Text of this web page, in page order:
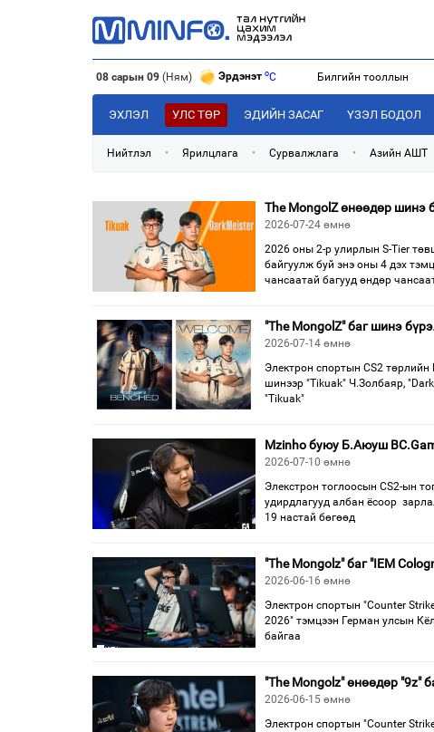
08 сарын 09 (Ням) Эрдэнэт oC
Улаанбаатар C
Дархан C
Билгийн тооллын
ЭХЛЭЛ УЛС ТӨР ЭДИЙН ЗАСАГ ҮЗЭЛ БОДОЛ
Нийтлэл • Ярилцлага • Сурвалжлага • Азийн АШТ
The MongolZ өнөөдөр шинэ
2026-07-24 өмнө
2026 оны 2-р улирлын S-Tier
байгуулж буй энэ оны 4 дэх
чансаатай багууд өндөр
"The MongolZ" баг шинэ
2026-07-14 өмнө
Электрон спортын CS2 төрлийн
шинээр "Tikuak" Ч.Золбаяр,
"Tikuak"
Mzinho буюу Б.Аюуш
2026-07-10 өмнө
Элекстрон тоглоосын CS2-ын
удирдлагууд албан ёсоор
19 настай бөгөөд
"The Mongolz" баг "IEM
2026-06-16 өмнө
Электрон спортын "Counter
2026" тэмцээн Герман улсын
байгаа
"The Mongolz" өнөөдөр "9z"
2026-06-15 өмнө
Электрон спортын "Counter